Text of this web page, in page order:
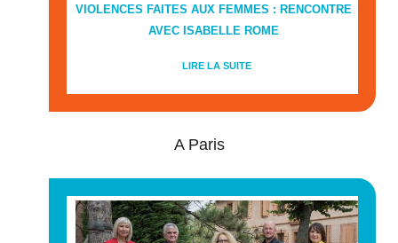
VIOLENCES FAITES AUX FEMMES : RENCONTRE
AVEC ISABELLE ROME
LIRE LA SUITE
A Paris